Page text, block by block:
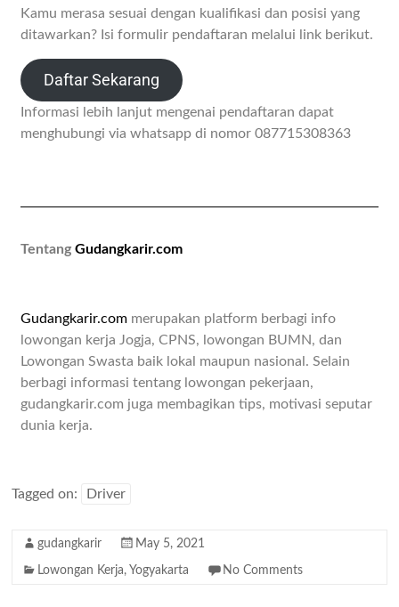
Kamu merasa sesuai dengan kualifikasi dan posisi yang
ditawarkan? Isi formulir pendaftaran melalui link berikut.
Daftar Sekarang
Informasi lebih lanjut mengenai pendaftaran dapat
menghubungi via whatsapp di nomor 087715308363
TentangGudangkarir.com
Gudangkarir.com merupakan platform berbagi info
lowongan kerja Jogja, CPNS, lowongan BUMN, dan
Lowongan Swasta baik lokal maupun nasional. Selain
berbagi informasi tentang lowongan pekerjaan,
gudangkarir.com juga membagikan tips, motivasi seputar
dunia kerja.
Tagged on: Driver
gudangkarir May 5, 2021
Lowongan Kerja, Yogyakarta No Comments